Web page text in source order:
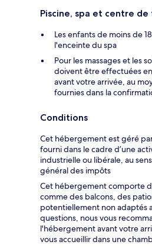
Piscine, spa et centre
Les enfants de moins de
l'enceinte du spa
Pour les massages et les
doivent être effectuées
avant votre arrivée, au
fournies dans la
Conditions
Cet hébergement est géré
fourni dans le cadre d’une
industrielle ou libérale, au
général des impôts
Cet hébergement comporte
comme des balcons, des
potentiellement non adaptés
questions, nous vous
l'hébergement avant votre
vous accueillir dans une